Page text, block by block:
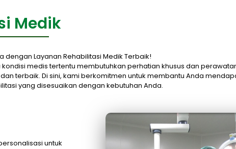
Medik
dengan Layanan Rehabilitasi Medik Terbaik!
medis tertentu membutuhkan perhatian khusus dan
terbaik. Di sini, kami berkomitmen untuk membantu Anda
yang disesuaikan dengan kebutuhan Anda.
untuk